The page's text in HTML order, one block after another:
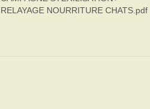
RELAYAGE NOURRITURE CHATS.pdf